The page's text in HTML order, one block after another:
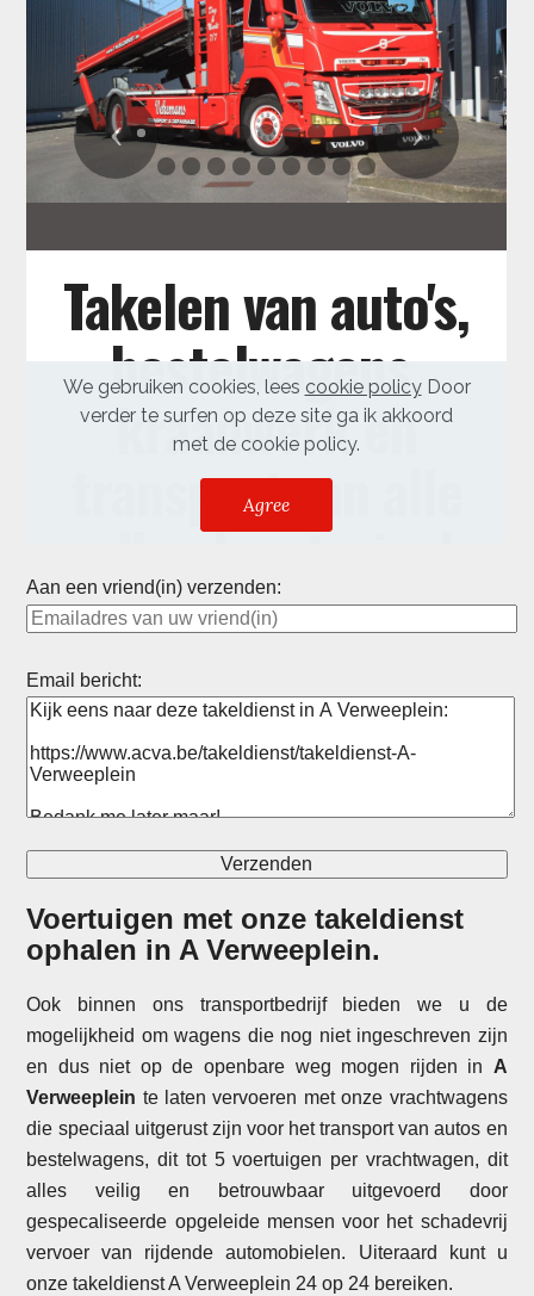
Aan een vriend(in) verzenden:
Email bericht:
Voertuigen met onze takeldienst
ophalen in A Verweeplein.
Ook binnen ons transportbedrijf bieden we u de
mogelijkheid om wagens die nog niet ingeschreven zijn
en dus niet op de openbare weg mogen rijden in A
Verweeplein te laten vervoeren met onze vrachtwagens
die speciaal uitgerust zijn voor het transport van autos en
bestelwagens, dit tot 5 voertuigen per vrachtwagen, dit
alles veilig en betrouwbaar uitgevoerd door
gespecaliseerde opgeleide mensen voor het schadevrij
vervoer van rijdende automobielen. Uiteraard kunt u
onze takeldienst A Verweeplein 24 op 24 bereiken.